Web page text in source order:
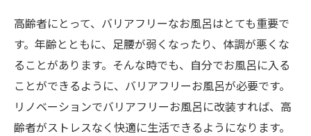
高齢者にとって、バリアフリーなお風呂はとても重要で
す。年齢とともに、足腰が弱くなったり、体調が悪くな
ることがあります。そんな時でも、自分でお風呂に入る
ことができるように、バリアフリーお風呂が必要です。
リノベーションでバリアフリーお風呂に改装すれば、高
齢者がストレスなく快適に生活できるようになります。